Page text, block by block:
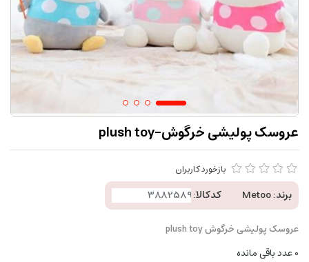
عروسک پولیشی خرگوش-plush toy
بازخورد کاربران
برند:Metoo کدکالا:
عروسک پولیشی خرگوش plush toy
0عدد باقی مانده